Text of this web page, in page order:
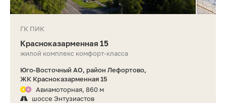
ГК ПИК
Красноказарменная 15
жилой комплекс комфорт-класса
Юго-Восточный АО, район Лефортово,
ЖК Красноказарменная 15
Авиамоторная, 860 м
шоссе Энтузиастов